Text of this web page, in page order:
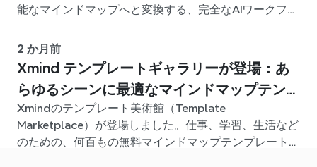
能なマインドマップへと変換する、完全なAIワークフロ
2 か月前
Xmind テンプレートギャラリーが登場：あ
らゆるシーンに最適なマインドマップテンプ
レートが見つかります
Xmindのテンプレート美術館（Template
Marketplace）が登場しました。仕事、学習、生活など
のための、何百もの無料マインドマップテンプレートが